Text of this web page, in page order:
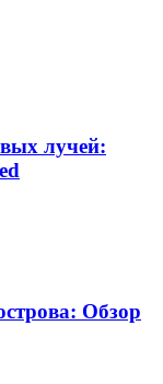
лучей:
Обзор